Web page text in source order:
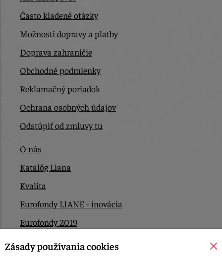
Často kladené otázky
Možnosti dopravy a platby
Doprava zahraničie
Obchodné podmienky
Reklamačný poriadok
Ochrana osobných údajov
Odstúpiť od zmluvy tu
O nás
Katalóg Liana
Kvalita
Eurofondy LIANE - inovácia
Eurofondy 2019
Eurofondy 2022/2023
Zásady používania cookies